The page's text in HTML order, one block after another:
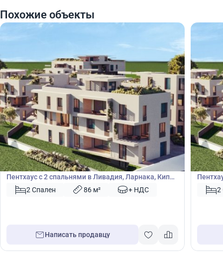
Похожие объекты
€355 000
Пентхаус
Пентхаус с 2 спальнями в Ливадия, Ларнака, Кипр
№ 493292 Спален 86 м² + НДС
Написать продавцу
€355
№
2